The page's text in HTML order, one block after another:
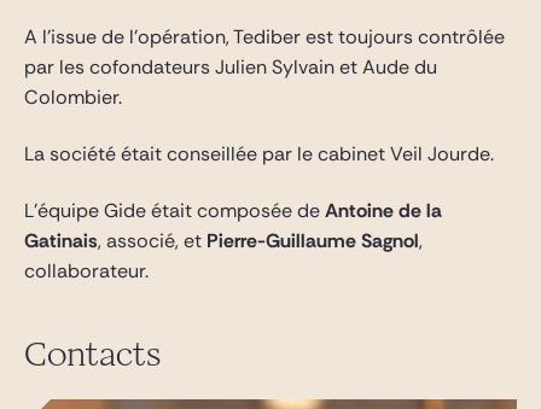
A l’issue de l’opération, Tediber est toujours contrôlée
par les cofondateurs Julien Sylvain et Aude du
Colombier.
La société était conseillée par le cabinet Veil Jourde.
L’équipe Gide était composée deAntoine de la
Gatinais, associé, et Pierre-Guillaume Sagnol,
collaborateur.
Contacts